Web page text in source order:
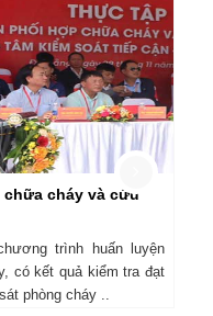
cháy và cứu
trình huấn luyện
có kết quả kiểm tra đạt
phòng cháy ..